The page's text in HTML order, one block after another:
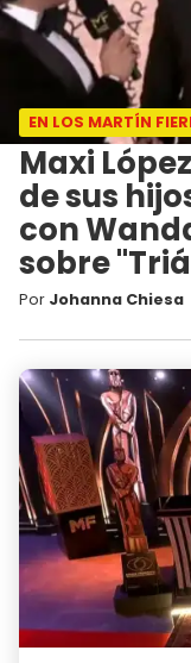
EN LOS MARTÍN
Maxi
de sus
con
sobre
Por Johanna Chiesa